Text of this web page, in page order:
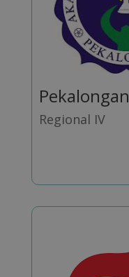
Pekalongan
Regional IV